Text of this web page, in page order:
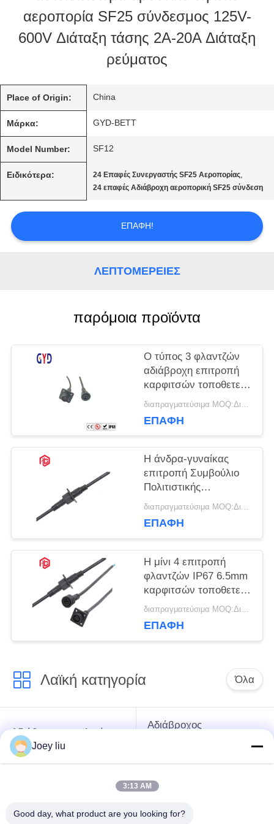
ΠΟΙΟΤΙΚΌΣ
SITEMAP
PRIVACY
POLICY
αεροπορία SF25 σύνδεσμος 125V-
600V Διάταξη τάσης 2A-20A Διάταξη
ρεύματος
Place of Origin: China
Μάρκα: GYD-BETT
Model Number: SF12
Ειδικότερα: 24 Επαφές Συνεργαστής SF25 Αεροπορίας,
24 επαφές Αδιάβροχη αεροπορική SF25 σύνδεση
ΕΠΑΦΉ!
ΛΕΠΤΟΜΈΡΕΙΕΣ
παρόμοια προϊόντα
Ο τύπος 3 φλαντζών
αδιάβροχη επιτροπή
καρφιτσών τοποθετεί
το συνδετήρα άνδρα- διαπραγματεύσιμα MOQ:Διαπραγματεύσιμος
ΕΠΑΦΉ
Η άνδρα-γυναίκας
επιτροπή Συμβούλιο
Πολιτιστικής
Συνεργασίας Rj45
αδιάβροχο συνδετήρα
διαπραγματεύσιμα MOQ:Διαπραγματεύσιμος
ΕΠΑΦΉ
Η μίνι 4 επιτροπή
φλαντζών IP67 6.5mm
καρφιτσών τοποθετεί
το συνδετήρα δύναμηςδιαπραγματεύσιμα MOQ:Διαπραγματεύσιμος
ΕΠΑΦΉ
Λαϊκή κατηγορία Όλα
Αδιάβροχος κυκλικός
συνδετήρας
Αδιάβροχος
στοιχείων
λαμπτήρων
Joey liu
3:13 AM
Good day, what product are you looking for?